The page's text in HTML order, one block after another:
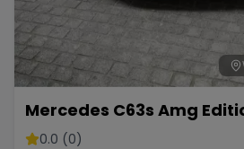
Mercedes C63s Amg
0.0 (0)